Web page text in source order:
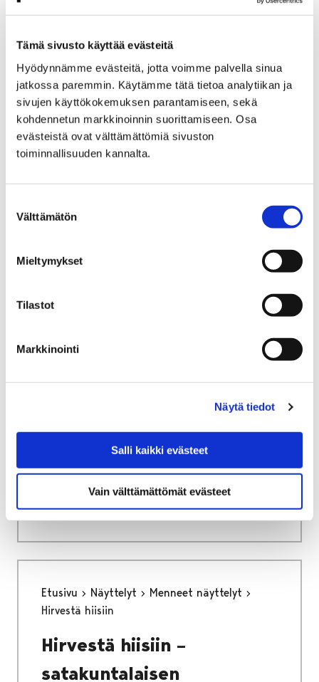
Tämä sivusto käyttää evästeitä
Hyödynnämme evästeitä, jotta voimme palvella sinua
jatkossa paremmin. Käytämme tätä tietoa analytiikan ja
sivujen käyttökokemuksen parantamiseen, sekä
kohdennetun markkinoinnin suorittamiseen. Osa
evästeistä ovat välttämättömiä sivuston
toiminnallisuuden kannalta.
valinta
Välttämätön
Mieltymykset
Tilastot
Markkinointi
Näytä tiedot
Salli kaikki evästeet
Vain välttämättömät evästeet
Etusivu
Vierailu
Saapuminen ja esteettömyys
Saapuminen ja
esteettömyys
lausunnot
Puhelinlaitoksesta Luontotaloksi
Puhelinlaitoksesta
Luontotaloksi
Etusivu Näyttelyt
Menneet näyttelyt
Hirvestä hiisiin
Hirvestä hiisiin –
satakuntalaisen